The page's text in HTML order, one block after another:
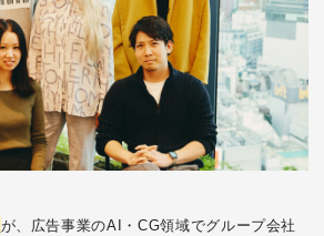
が、広告事業のAI・CG領域でグループ会社